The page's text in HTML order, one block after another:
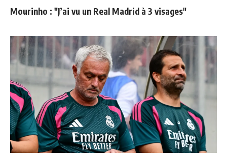
Mourinho : "J’ai vu un Real Madrid à 3 visages"